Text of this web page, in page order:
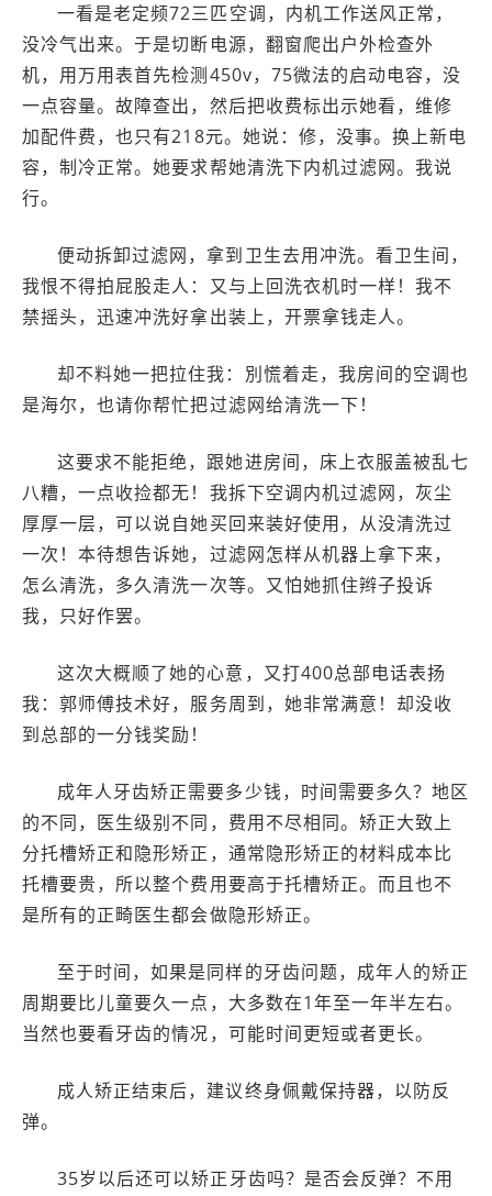
一看是老定频72三匹空调，内机工作送风正常，
没冷气出来。于是切断电源，翻窗爬出户外检查外
机，用万用表首先检测450v，75微法的启动电容，没
一点容量。故障查出，然后把收费标出示她看，维修
加配件费，也只有218元。她说：修，没事。换上新电
容，制冷正常。她要求帮她清洗下内机过滤网。我说
行。
便动拆卸过滤网，拿到卫生去用冲洗。看卫生间，
我恨不得拍屁股走人：又与上回洗衣机时一样！我不
禁摇头，迅速冲洗好拿出装上，开票拿钱走人。
却不料她一把拉住我：別慌着走，我房间的空调也
是海尔，也请你帮忙把过滤网给清洗一下！
这要求不能拒绝，跟她进房间，床上衣服盖被乱七
八糟，一点收捡都无！我拆下空调内机过滤网，灰尘
厚厚一层，可以说自她买回来装好使用，从没清洗过
一次！本待想告诉她，过滤网怎样从机器上拿下来，
怎么清洗，多久清洗一次等。又怕她抓住辫子投诉
我，只好作罢。
这次大概顺了她的心意，又打400总部电话表扬
我：郭师傅技术好，服务周到，她非常满意！却没收
到总部的一分钱奖励！
成年人牙齿矫正需要多少钱，时间需要多久？地区
的不同，医生级别不同，费用不尽相同。矫正大致上
分托槽矫正和隐形矫正，通常隐形矫正的材料成本比
托槽要贵，所以整个费用要高于托槽矫正。而且也不
是所有的正畸医生都会做隐形矫正。
至于时间，如果是同样的牙齿问题，成年人的矫正
周期要比儿童要久一点，大多数在1年至一年半左右。
当然也要看牙齿的情况，可能时间更短或者更长。
成人矫正结束后，建议终身佩戴保持器，以防反
弹。
35岁以后还可以矫正牙齿吗？是否会反弹？不用